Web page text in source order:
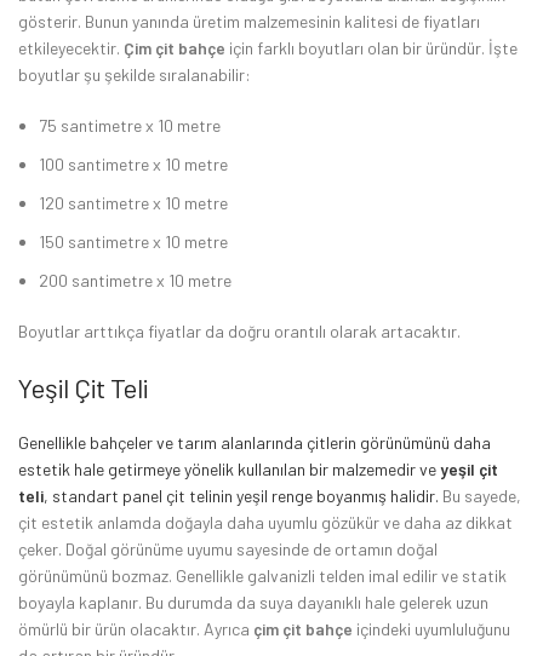
gösterir. Bunun yanında üretim malzemesinin kalitesi de fiyatları
etkileyecektir. Çim çit bahçe için farklı boyutları olan bir üründür. İşte
boyutlar şu şekilde sıralanabilir:
75 santimetre x 10 metre
100 santimetre x 10 metre
120 santimetre x 10 metre
150 santimetre x 10 metre
200 santimetre x 10 metre
Boyutlar arttıkça fiyatlar da doğru orantılı olarak artacaktır.
Yeşil Çit Teli
Genellikle bahçeler ve tarım alanlarında çitlerin görünümünü daha
estetik hale getirmeye yönelik kullanılan bir malzemedir veyeşil çit
teli, standart panel çit telinin yeşil renge boyanmış halidir. Bu sayede,
çit estetik anlamda doğayla daha uyumlu gözükür ve daha az dikkat
çeker. Doğal görünüme uyumu sayesinde de ortamın doğal
görünümünü bozmaz. Genellikle galvanizli telden imal edilir ve statik
boyayla kaplanır. Bu durumda da suya dayanıklı hale gelerek uzun
ömürlü bir ürün olacaktır. Ayrıca çim çit bahçe içindeki uyumluluğunu